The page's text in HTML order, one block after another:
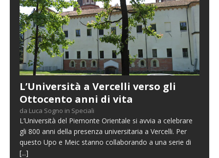
L’Università a Vercelli verso gli
Ottocento anni di vita
da Luca Sogno in Speciali
L’Università del Piemonte Orientale si avvia a celebrare
gli 800 anni della presenza universitaria a Vercelli. Per
questo Upo e Meic stanno collaborando a una serie di
[...]